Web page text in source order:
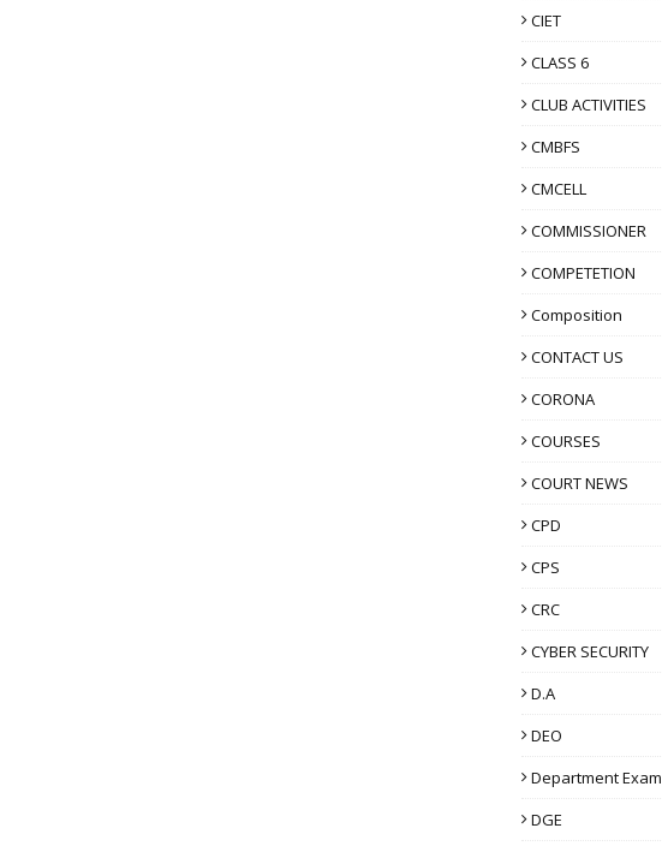
CIET
CLASS 6
CLUB ACTIVITIES
CMBFS
CMCELL
COMMISSIONER
COMPETETION
Composition
CONTACT US
CORONA
COURSES
COURT NEWS
CPD
CPS
CRC
CYBER SECURITY
D.A
DEO
Department Exam
DGE